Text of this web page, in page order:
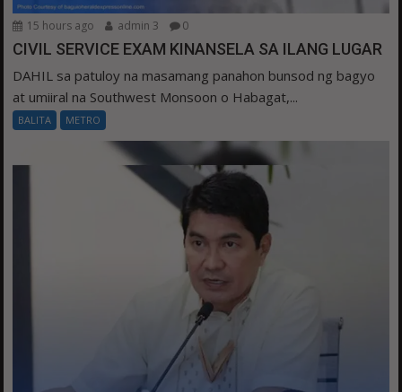
15 hours ago admin 3 0
CIVIL SERVICE EXAM KINANSELA SA ILANG LUGAR
DAHIL sa patuloy na masamang panahon bunsod ng bagyo
at umiiral na Southwest Monsoon o Habagat,...
BALITA METRO